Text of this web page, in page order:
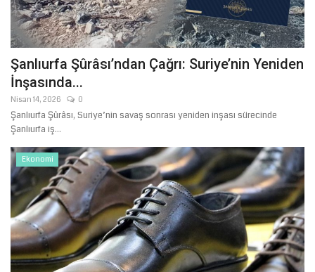
Şanlıurfa Şûrâsı’ndan Çağrı: Suriye’nin Yeniden
İnşasında...
Nisan 14, 2026 0
Şanlıurfa Şûrâsı, Suriye’nin savaş sonrası yeniden inşası sürecinde
Şanlıurfa iş...
Ekonomi